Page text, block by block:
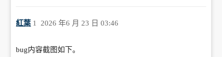
紅葉 2026 年6 月 23 日 03:46
1
bug内容截图如下。